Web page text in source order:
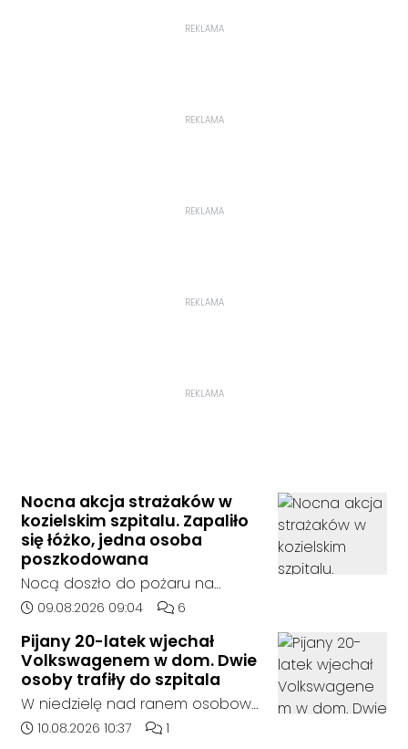
REKLAMA
REKLAMA
REKLAMA
REKLAMA
REKLAMA
Nocna akcja strażaków w
kozielskim szpitalu. Zapaliło
się łóżko, jedna osoba
poszkodowana
Nocą doszło do pożaru na
jednym z oddziałów szpitala w
łóżko, a ogień szybko został
opanowany przez strażaków.
Jedna osoba została
poszkodowana i otrzymała
pomoc na miejscu.
Data dodania artykułu:
09.08.2026 09:04 Liczba komentarzy artykułu:
6
Pijany 20-latek wjechał
Volkswagenem w dom. Dwie
osoby trafiły do szpitala
W niedzielę nad ranem osobowy
Volkswagen wypadł z drogi i
Data dodania artykułu:
10.08.2026 10:37 Liczba komentarzy artykułu:
1